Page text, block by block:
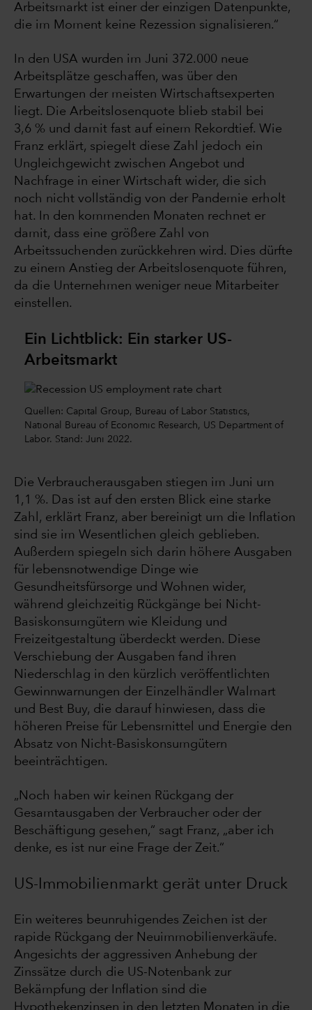
Arbeitsmarkt ist einer der einzigen Datenpunkte,
die im Moment keine Rezession signalisieren.“
In den USA wurden im Juni 372.000 neue
Arbeitsplätze geschaffen, was über den
Erwartungen der meisten Wirtschaftsexperten
liegt. Die Arbeitslosenquote blieb stabil bei
3,6 % und damit fast auf einem Rekordtief. Wie
Franz erklärt, spiegelt diese Zahl jedoch ein
Ungleichgewicht zwischen Angebot und
Nachfrage in einer Wirtschaft wider, die sich
noch nicht vollständig von der Pandemie erholt
hat. In den kommenden Monaten rechnet er
damit, dass eine größere Zahl von
Arbeitssuchenden zurückkehren wird. Dies dürfte
zu einem Anstieg der Arbeitslosenquote führen,
da die Unternehmen weniger neue Mitarbeiter
einstellen.
Ein Lichtblick: Ein starker US-
Arbeitsmarkt
Quellen: Capital Group, Bureau of Labor Statistics,
National Bureau of Economic Research, US Department of
Labor. Stand: Juni 2022.
Die Verbraucherausgaben stiegen im Juni um
1,1 %. Das ist auf den ersten Blick eine starke
Zahl, erklärt Franz, aber bereinigt um die Inflation
sind sie im Wesentlichen gleich geblieben.
Außerdem spiegeln sich darin höhere Ausgaben
für lebensnotwendige Dinge wie
Gesundheitsfürsorge und Wohnen wider,
während gleichzeitig Rückgänge bei Nicht-
Basiskonsumgütern wie Kleidung und
Freizeitgestaltung überdeckt werden. Diese
Verschiebung der Ausgaben fand ihren
Niederschlag in den kürzlich veröffentlichten
Gewinnwarnungen der Einzelhändler Walmart
und Best Buy, die darauf hinwiesen, dass die
höheren Preise für Lebensmittel und Energie den
Absatz von Nicht-Basiskonsumgütern
beeinträchtigen.
„Noch haben wir keinen Rückgang der
Gesamtausgaben der Verbraucher oder der
Beschäftigung gesehen,“ sagt Franz, „aber ich
denke, es ist nur eine Frage der Zeit.“
US-Immobilienmarkt gerät unter Druck
Ein weiteres beunruhigendes Zeichen ist der
rapide Rückgang der Neuimmobilienverkäufe.
Angesichts der aggressiven Anhebung der
Zinssätze durch die US-Notenbank zur
Bekämpfung der Inflation sind die
Hypothekenzinsen in den letzten Monaten in die